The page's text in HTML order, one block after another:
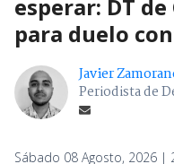
esperar: DT
para duelo
Javier
Periodista de
Sábado 08 Agosto, 2026 |